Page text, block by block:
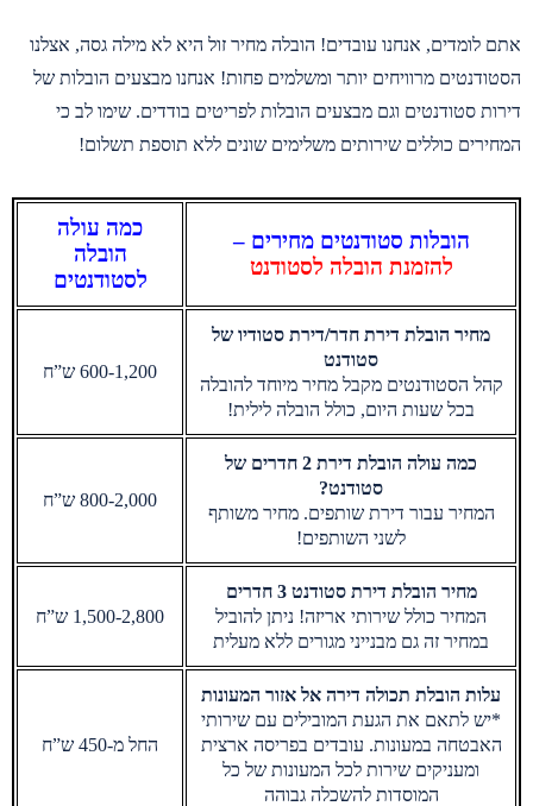
אתם לומדים, אנחנו עובדים! הובלה מחיר זול היא לא מילה גסה, אצלנו
הסטודנטים מרוויחים יותר ומשלמים פחות! אנחנו מבצעים הובלות של
דירות סטודנטים וגם מבצעים הובלות לפריטים בודדים. שימו לב כי
המחירים כוללים שירותים משלימים שונים ללא תוספת תשלום!
הובלות סטודנטים מחירים –
להזמנת הובלה לסטודנט
כמה עולה
הובלה
לסטודנטים
מחיר הובלת דירת חדר/דירת סטודיו של
סטודנט
קהל הסטודנטים מקבל מחיר מיוחד להובלה
בכל שעות היום, כולל הובלה לילית!
600-1,200 ש”ח
כמה עולה הובלת דירת 2 חדרים של
סטודנט?
המחיר עבור דירת שותפים. מחיר משותף
לשני השותפים!
800-2,000 ש”ח
מחיר הובלת דירת סטודנט 3 חדרים
המחיר כולל שירותי אריזה! ניתן להוביל
במחיר זה גם מבנייני מגורים ללא מעלית
1,500-2,800 ש”ח
עלות הובלת תכולה דירה אל אזור המעונות
*יש לתאם את הגעת המובילים עם שירותי
האבטחה במעונות. עובדים בפריסה ארצית
ומעניקים שירות לכל המעונות של כל
המוסדות להשכלה גבוהה
החל מ-450 ש”ח